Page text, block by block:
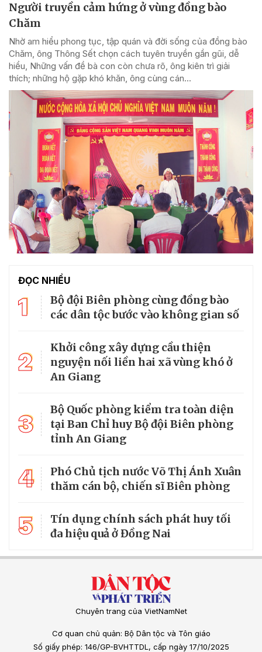
Người truyền cảm hứng ở vùng đồng bào
Chăm
Nhờ am hiểu phong tục, tập quán và đời sống của đồng bào
Chăm, ông Thông Sết chọn cách tuyên truyền gần gũi, dễ
hiểu, Những vấn đề bà con còn chưa rõ, ông kiên trì giải
thích; những hộ gặp khó khăn, ông cùng cán...
ĐỌC NHIỀU
1
Bộ đội Biên phòng cùng đồng bào
các dân tộc bước vào không gian số
2
Khởi công xây dựng cầu thiện
nguyện nối liền hai xã vùng khó ở
An Giang
3
Bộ Quốc phòng kiểm tra toàn diện
tại Ban Chỉ huy Bộ đội Biên phòng
tỉnh An Giang
4
Phó Chủ tịch nước Võ Thị Ánh Xuân
thăm cán bộ, chiến sĩ Biên phòng
5
Tín dụng chính sách phát huy tối
đa hiệu quả ở Đồng Nai
Chuyên trang của VietNamNet
Cơ quan chủ quản: Bộ Dân tộc và Tôn giáo
Số giấy phép: 146/GP-BVHTTDL, cấp ngày 17/10/2025